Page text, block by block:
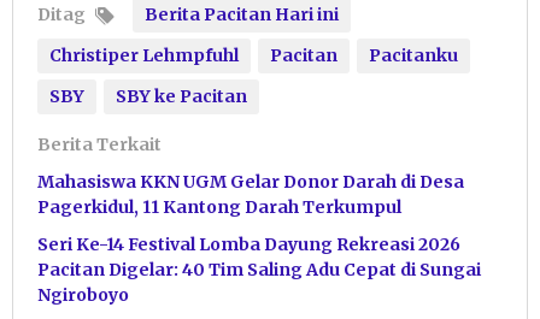
Ditag
Berita Pacitan Hari ini
Christiper Lehmpfuhl
Pacitan
Pacitanku
SBY
SBY ke Pacitan
Berita Terkait
Mahasiswa KKN UGM Gelar Donor Darah di Desa
Pagerkidul, 11 Kantong Darah Terkumpul
Seri Ke-14 Festival Lomba Dayung Rekreasi 2026
Pacitan Digelar: 40 Tim Saling Adu Cepat di Sungai
Ngiroboyo